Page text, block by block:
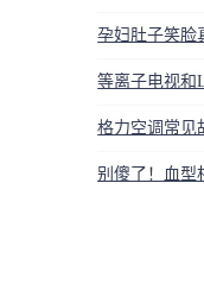
孕妇肚子笑脸
别傻了！血型